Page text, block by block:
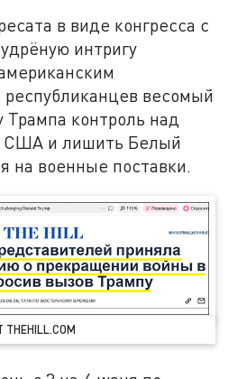
в виде конгресса с
интригу
весомый
Трампа контроль над
США и лишить Белый
на военные поставки.